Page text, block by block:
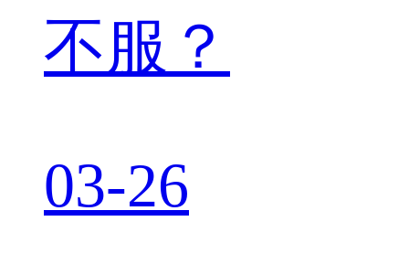
不服？
03-26